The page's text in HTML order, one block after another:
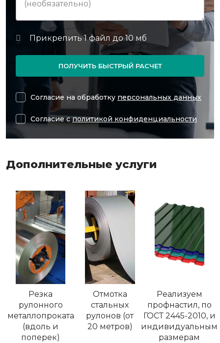
ПОЛУЧИТЬ БЫСТРЫЙ РАСЧЕТ
Согласие на обработку персональных данных
Согласие сполитикой конфиденциальности
Дополнительные услуги
Резка
рулонного
металлопроката
(вдоль и
поперек)
Отмотка
стальных
рулонов (от
20 метров)
Реализуем
профнастил, по
ГОСТ 2445-2010, и
индивидуальным
размерам